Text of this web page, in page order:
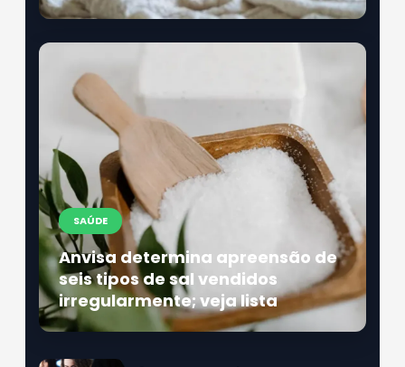
SAÚDE
Anvisa determina apreensão de
seis tipos de sal vendidos
irregularmente; veja lista